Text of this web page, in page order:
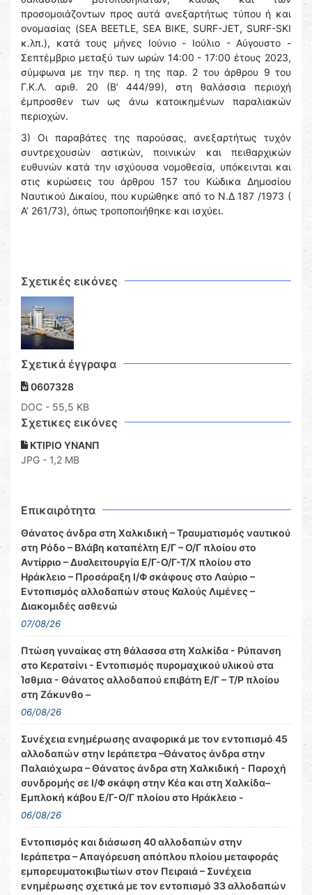
προσομοιάζοντων προς αυτά ανεξαρτήτως τύπου ή και
ονομασίας (SEA BEETLE, SEA BIKE, SURF-JET, SURF-SKI
κ.λπ.), κατά τους μήνες Ιούνιο - Ιούλιο - Αύγουστο -
Σεπτέμβριο μεταξύ των ωρών 14:00 - 17:00 έτους 2023,
σύμφωνα με την περ. η της παρ. 2 του άρθρου 9 του
Γ.Κ.Λ. αριθ. 20 (Β’ 444/99), στη θαλάσσια περιοχή
έμπροσθεν των ως άνω κατοικημένων παραλιακών
περιοχών.
3) Οι παραβάτες της παρούσας, ανεξαρτήτως τυχόν
συντρεχουσών αστικών, ποινικών και πειθαρχικών
ευθυνών κατά την ισχύουσα νομοθεσία, υπόκεινται και
στις κυρώσεις του άρθρου 157 του Κώδικα Δημοσίου
Ναυτικού Δικαίου, που κυρώθηκε από το Ν.Δ 187 /1973 (
Α’ 261/73), όπως τροποποιήθηκε και ισχύει.
Σχετικές εικόνες
Σχετικά έγγραφα
0607328
DOC - 55,5 KB
Σχετικες εικόνες
ΚΤΙΡΙΟ ΥΝΑΝΠ
JPG - 1,2 MB
Επικαιρότητα
Θάνατος άνδρα στη Χαλκιδική – Τραυματισμός ναυτικού
στη Ρόδο – Βλάβη καταπέλτη Ε/Γ – Ο/Γ πλοίου στο
Αντίρριο – Δυσλειτουργία Ε/Γ-Ο/Γ-Τ/Χ πλοίου στο
Ηράκλειο – Προσάραξη Ι/Φ σκάφους στο Λαύριο –
Εντοπισμός αλλοδαπών στους Καλούς Λιμένες –
Διακομιδές ασθενώ
07/08/26
Πτώση γυναίκας στη θάλασσα στη Χαλκίδα - Ρύπανση
στο Κερατσίνι - Εντοπισμός πυρομαχικού υλικού στα
Ίσθμια - Θάνατος αλλοδαπού επιβάτη Ε/Γ – Τ/Ρ πλοίου
στη Ζάκυνθο –
06/08/26
Συνέχεια ενημέρωσης αναφορικά με τον εντοπισμό 45
αλλοδαπών στην Ιεράπετρα –Θάνατος άνδρα στην
Παλαιόχωρα – Θάνατος άνδρα στη Χαλκιδική - Παροχή
συνδρομής σε Ι/Φ σκάφη στην Κέα και στη Χαλκίδα–
Εμπλοκή κάβου Ε/Γ-Ο/Γ πλοίου στο Ηράκλειο -
06/08/26
Εντοπισμός και διάσωση 40 αλλοδαπών στην
Ιεράπετρα – Απαγόρευση απόπλου πλοίου μεταφοράς
εμπορευματοκιβωτίων στον Πειραιά – Συνέχεια
ενημέρωσης σχετικά με τον εντοπισμό 33 αλλοδαπών